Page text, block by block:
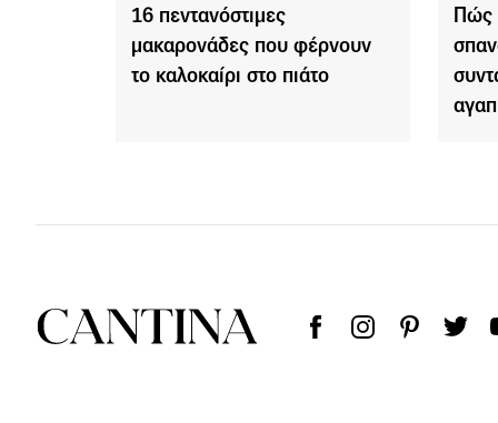
16 πεντανόστιμες
μακαρονάδες που φέρνουν
το καλοκαίρι στο πιάτο
Πώς